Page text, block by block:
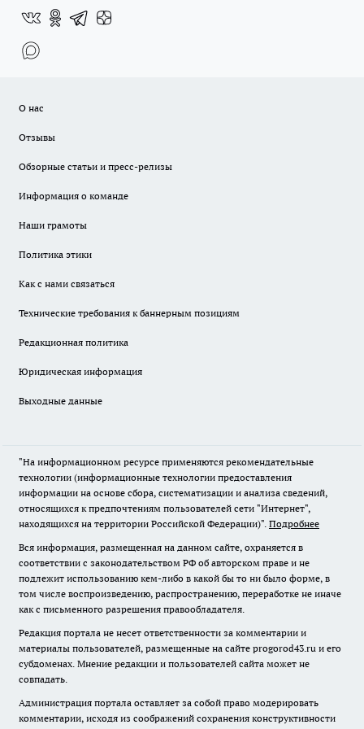
О нас
Отзывы
Обзорные статьи и пресс-релизы
Информация о команде
Наши грамоты
Политика этики
Как с нами связаться
Технические требования к баннерным позициям
Редакционная политика
Юридическая информация
Выходные данные
"На информационном ресурсе применяются рекомендательные
технологии (информационные технологии предоставления
информации на основе сбора, систематизации и анализа сведений,
относящихся к предпочтениям пользователей сети "Интернет",
находящихся на территории Российской Федерации)". Подробнее
Вся информация, размещенная на данном сайте, охраняется в
соответствии с законодательством РФ об авторском праве и не
подлежит использованию кем-либо в какой бы то ни было форме, в
том числе воспроизведению, распространению, переработке не иначе
как с письменного разрешения правообладателя.
Редакция портала не несет ответственности за комментарии и
материалы пользователей, размещенные на сайте progorod43.ru и его
субдоменах. Мнение редакции и пользователей сайта может не
совпадать.
Администрация портала оставляет за собой право модерировать
комментарии, исходя из соображений сохранения конструктивности